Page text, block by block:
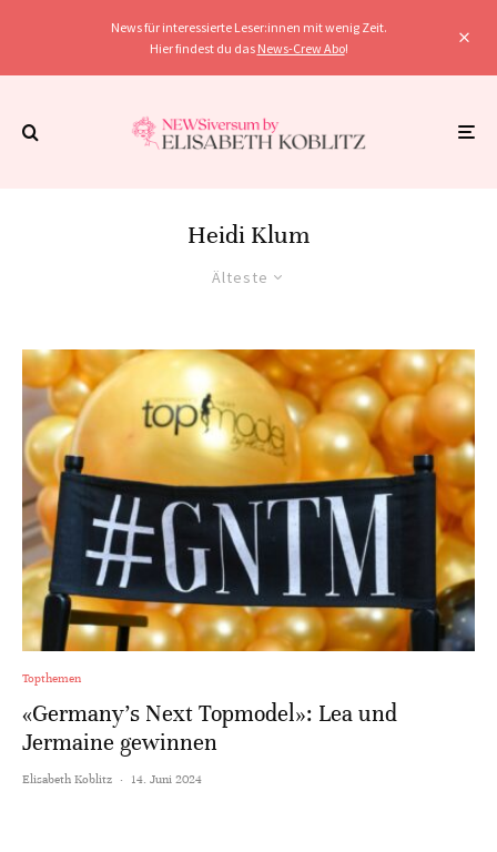
News für interessierte Leser:innen mit wenig Zeit.
Hier findest du das News-Crew Abo!
Heidi Klum
Älteste
Topthemen
«Germany’s Next Topmodel»: Lea und
Jermaine gewinnen
Elisabeth Koblitz · 14. Juni 2024